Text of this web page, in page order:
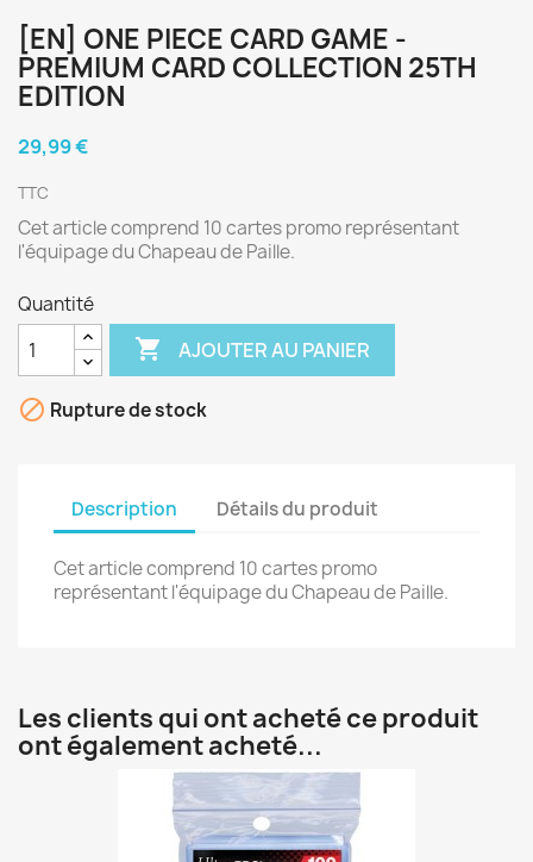
[EN] ONE PIECE CARD GAME -
PREMIUM CARD COLLECTION 25TH
EDITION
29,99 €
TTC
Cet article comprend 10 cartes promo représentant
l'équipage du Chapeau de Paille.
Quantité
 AJOUTER AU PANIER
 Rupture de stock
Description Détails du produit
Cet article comprend 10 cartes promo
représentant l'équipage du Chapeau de Paille.
Les clients qui ont acheté ce produit
ont également acheté...